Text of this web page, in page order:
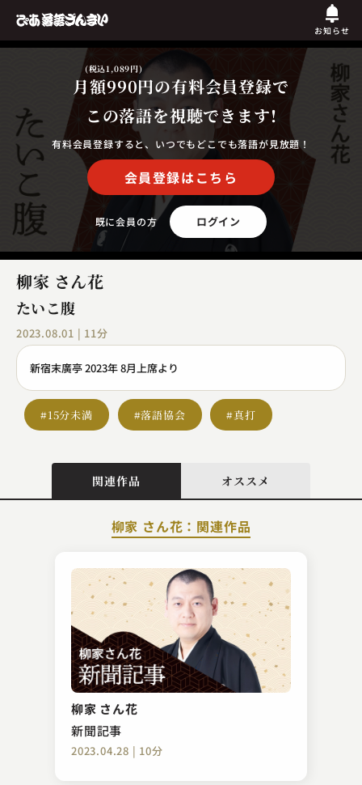
お知らせ
月額990円
(税込1,089円)
の有料会員登録で
この落語を視聴できます!
有料会員登録すると、いつでもどこでも落語が見放題！
会員登録はこちら
既に会員の方 ログイン
柳家 さん花
たいこ腹
2023.08.01 | 11分
新宿末廣亭 2023年 8月上席より
#15分未満 #落語協会 #真打
関連作品 オススメ
柳家 さん花：関連作品
柳家 さん花
新聞記事
2023.04.28 | 10分
三遊亭 歌武蔵
大安売
2023.11.12 | 9分